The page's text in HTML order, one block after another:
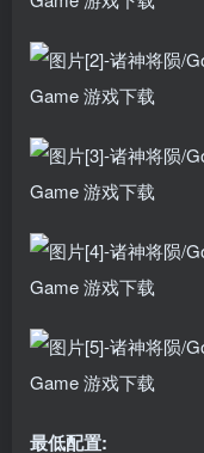
最低配置: